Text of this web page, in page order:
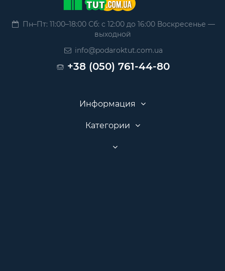
Пн–Пт: 11:00–18:00 Сб: с 12:00 до 16:00 Воскресенье —
выходной
info@podaroktut.com.ua
+38 (050) 761-44-80
Информация
Категории